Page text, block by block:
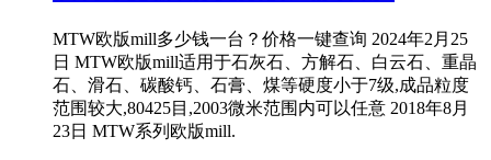
MTW欧版mill多少钱一台？价格一键查询 2024年2月25
日 MTW欧版mill适用于石灰石、方解石、白云石、重晶
石、滑石、碳酸钙、石膏、煤等硬度小于7级,成品粒度
范围较大,80425目,2003微米范围内可以任意 2018年8月
23日 MTW系列欧版mill.